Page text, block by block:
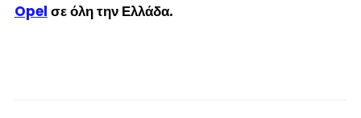
Opel σε όλη την Ελλάδα.